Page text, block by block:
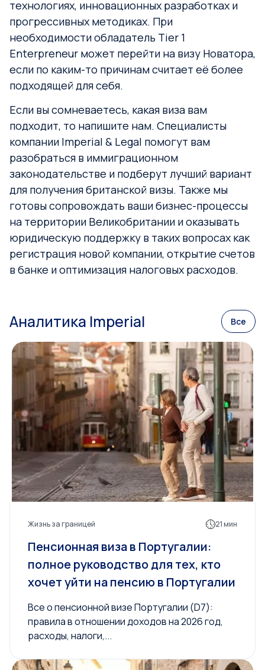
технологиях, инновационных разработках и
прогрессивных методиках. При
необходимости обладатель Tier 1
Enterpreneur может перейти на визу Новатора,
если по каким-то причинам считает её более
подходящей для себя.
Если вы сомневаетесь, какая виза вам
подходит, то напишите нам. Специалисты
компании Imperial & Legal помогут вам
разобраться в иммиграционном
законодательстве и подберут лучший вариант
для получения британской визы. Также мы
готовы сопровождать ваши бизнес-процессы
на территории Великобритании и оказывать
юридическую поддержку в таких вопросах как
регистрация новой компании, открытие счетов
в банке и оптимизация налоговых расходов.
Аналитика Imperial Все
Жизнь за границей 21 мин
Пенсионная виза в Португалии:
полное руководство для тех, кто
хочет уйти на пенсию в Португалии
Все о пенсионной визе Португалии (D7):
правила в отношении доходов на 2026 год,
расходы, налоги,...